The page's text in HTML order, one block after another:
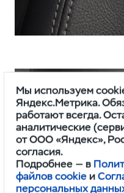
Мы используем
Яндекс.Метрика.
работают всегда.
аналитические
от ООО «Яндекс»,
согласия.
Подробнее — в
файлов cookie и
персональных